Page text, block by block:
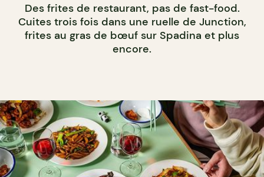
Des frites de restaurant, pas de fast-food.
Cuites trois fois dans une ruelle de Junction,
frites au gras de bœuf sur Spadina et plus
encore.